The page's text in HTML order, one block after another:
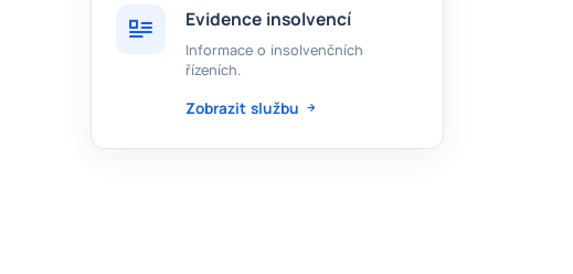
Evidence insolvencí
Informace o insolvenčních
řízeních.
Zobrazit službu